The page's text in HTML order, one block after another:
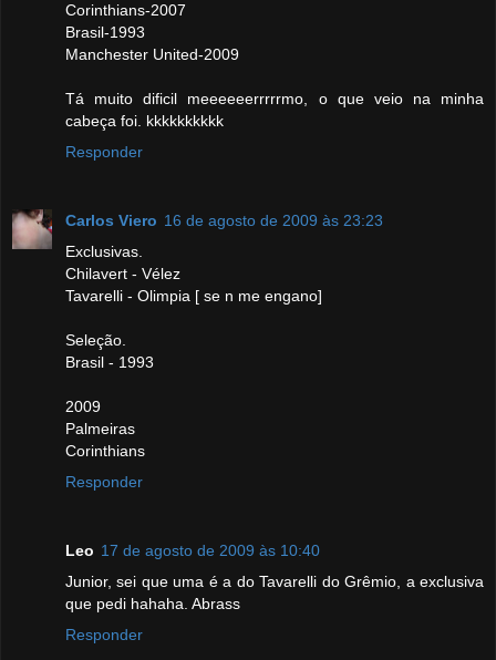
Corinthians-2007
Brasil-1993
Manchester United-2009
Tá muito dificil meeeeeerrrrrmo, o que veio na minha
cabeça foi. kkkkkkkkkk
Responder
Carlos Viero 16 de agosto de 2009 às 23:23
Exclusivas.
Chilavert - Vélez
Tavarelli - Olimpia [ se n me engano]
Seleção.
Brasil - 1993
2009
Palmeiras
Corinthians
Responder
Leo 17 de agosto de 2009 às 10:40
Junior, sei que uma é a do Tavarelli do Grêmio, a exclusiva
que pedi hahaha. Abrass
Responder